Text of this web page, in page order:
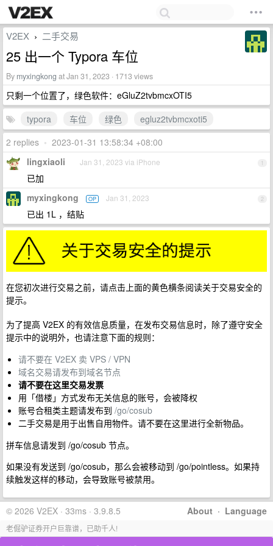
V2EX › 二手交易
25 出一个 Typora 车位
By myxingkong at Jan 31, 2023 · 1713 views
只剩一个位置了，绿色软件：eGluZ2tvbmcxOTI5
typora
车位 绿色
egluz2tvbmcxoti5
2 replies • 2023-01-31 13:58:34 +08:00
1
lingxiaoli Jan 31, 2023 via iPhone
已加
2
myxingkong OP Jan 31, 2023
已出 1L ，结贴
在您初次进行交易之前，请点击上面的黄色横条阅读关于交易安全的
提示。
为了提高 V2EX 的有效信息质量，在发布交易信息时，除了遵守安全
提示中的说明外，也请注意下面的规则：
请不要在 V2EX 卖 VPS / VPN
域名交易请发布到域名节点
请不要在这里交易发票
用「借楼」方式发布无关信息的账号，会被降权
账号合租类主题请发布到 /go/cosub
二手交易是用于出售自用物件。请不要在这里进行全新物品。
拼车信息请发到 /go/cosub 节点。
如果没有发送到 /go/cosub，那么会被移动到 /go/pointless。如果持
续触发这样的移动，会导致账号被禁用。
About · Language
© 2026 V2EX · 33ms · 3.9.8.5
老倔驴证券开户巨靠谱，已助千人!